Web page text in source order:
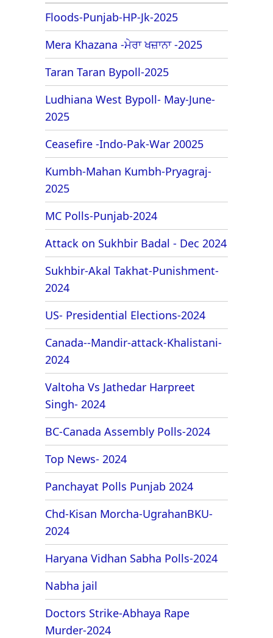
Floods-Punjab-HP-Jk-2025
Mera Khazana -ਮੇਰਾ ਖਜ਼ਾਨਾ -2025
Taran Taran Bypoll-2025
Ludhiana West Bypoll- May-June-
2025
Ceasefire -Indo-Pak-War 20025
Kumbh-Mahan Kumbh-Pryagraj-
2025
MC Polls-Punjab-2024
Attack on Sukhbir Badal - Dec 2024
Sukhbir-Akal Takhat-Punishment-
2024
US- Presidential Elections-2024
Canada--Mandir-attack-Khalistani-
2024
Valtoha Vs Jathedar Harpreet
Singh- 2024
BC-Canada Assembly Polls-2024
Top News- 2024
Panchayat Polls Punjab 2024
Chd-Kisan Morcha-UgrahanBKU-
2024
Haryana Vidhan Sabha Polls-2024
Nabha jail
Doctors Strike-Abhaya Rape
Murder-2024